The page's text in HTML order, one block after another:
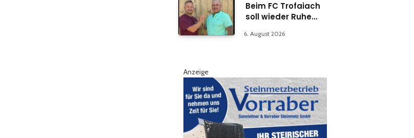
Beim FC Trofaiach
soll wieder Ruhe
6. August 2026
Anzeige